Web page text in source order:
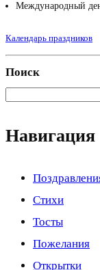
Международный
Календарь праздников
Поиск
Навигация
Стихи
Тосты
Пожелания
Открытки